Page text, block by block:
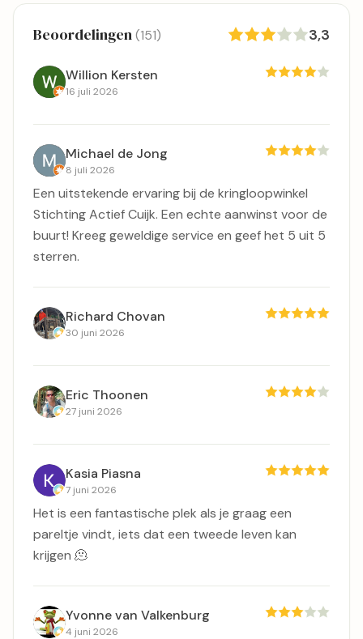
Beoordelingen(151) 3,3
Willion Kersten
16 juli 2026
Michael de Jong
8 juli 2026
Een uitstekende ervaring bij de kringloopwinkel
Stichting Actief Cuijk. Een echte aanwinst voor de
buurt! Kreeg geweldige service en geef het 5 uit 5
sterren.
Richard Chovan
30 juni 2026
Eric Thoonen
27 juni 2026
Kasia Piasna
7 juni 2026
Het is een fantastische plek als je graag een
pareltje vindt, iets dat een tweede leven kan
krijgen 🫠
Yvonne van Valkenburg
4 juni 2026